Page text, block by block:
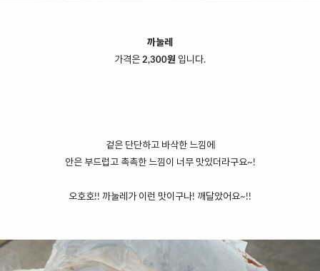
까눌레
가격은 2,300원 입니다.
겉은 단단하고 바삭한 느낌에
안은 부드럽고 촉촉한 느낌이 너무 맛있더라구요~!
오호호!! 까눌레가 이런 맛이구나! 깨달았어요~!!